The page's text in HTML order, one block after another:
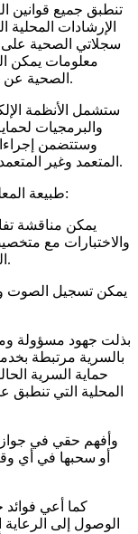
تنطبق جميع قوانين
الإرشادات
سجلاتي الصحية
معلومات يمكن
الصحية عن بعد إلى كيانات أخرى دون موافقتي الشخصية.
ستشمل الأنظمة
والبرمجيات
وستتضمن
المتعمد وغير المتعمد وفقًا لقوانين ولوائح الإمارات العربية المتحدة.
طبيعة المعلومات خلال خدمة الاستشارة الصحية عن بعد:
يمكن مناقشة
والاختبارات مع
الفيديو التفاعلية وتكنولوجيا الصوت والاتصالات.
يمكن تسجيل الصوت و
بذلت جهود مسؤولة
بالسرية مرتبطة
حماية السرية
المحلية التي
وأفهم حقي في
أو سحبها في أي
كما أعي
الوصول إلى